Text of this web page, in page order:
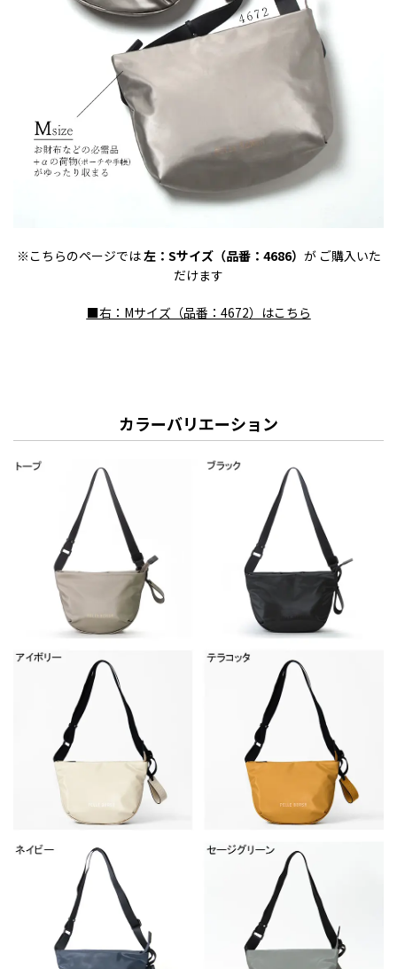
※こちらのページでは左：Sサイズ（品番：4686） が ご購入いた
だけます
■右：Mサイズ（品番：4672）はこちら
カラーバリエーション